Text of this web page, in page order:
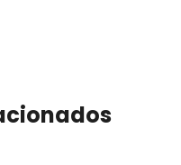
micas rotas y rayadas y